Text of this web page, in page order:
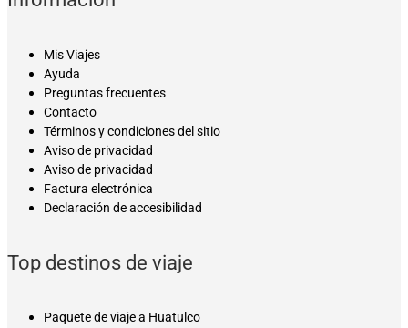
Mis Viajes
Ayuda
Preguntas frecuentes
Contacto
Términos y condiciones del sitio
Aviso de privacidad
Aviso de privacidad
Factura electrónica
Declaración de accesibilidad
Top destinos de viaje
Paquete de viaje a Huatulco